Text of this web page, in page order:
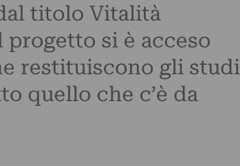
titolo Vitalità
si è acceso
restituiscono gli studi
quello che c’è da